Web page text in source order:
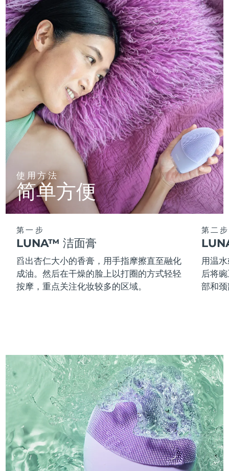
使用方法
简单方便
第一步
LUNA™ 洁面膏
舀出杏仁大小的香膏，用手指摩擦直至融化
成油。然后在干燥的脸上以打圈的方式轻轻
按摩，重点关注化妆较多的区域。
第二步
用温
后将
部和